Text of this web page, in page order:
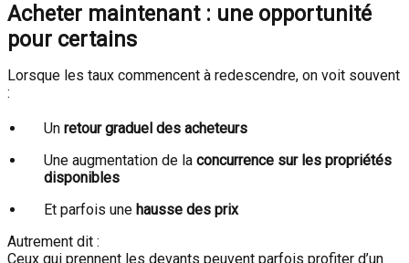
Acheter maintenant : une opportunité
pour certains
Lorsque les taux commencent à redescendre, on voit souvent
:
Un retour graduel des acheteurs
Une augmentation de la concurrence sur les propriétés
disponibles
Et parfois une hausse des prix
Autrement dit :
Ceux qui prennent les devants peuvent parfois profiter d’un